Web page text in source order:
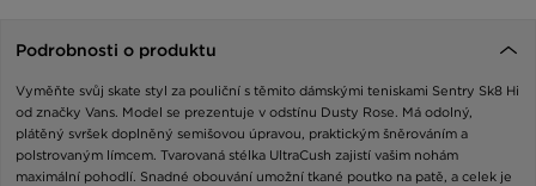
Podrobnosti o produktu
Vyměňte svůj skate styl za pouliční s těmito dámskými teniskami Sentry Sk8 Hi
od značky Vans. Model se prezentuje v odstínu Dusty Rose. Má odolný,
plátěný svršek doplněný semišovou úpravou, praktickým šněrováním a
polstrovaným límcem. Tvarovaná stélka UltraCush zajistí vašim nohám
maximální pohodlí. Snadné obouvání umožní tkané poutko na patě, a celek je